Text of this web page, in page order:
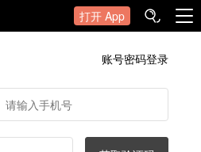
打开 App
账号密码登录